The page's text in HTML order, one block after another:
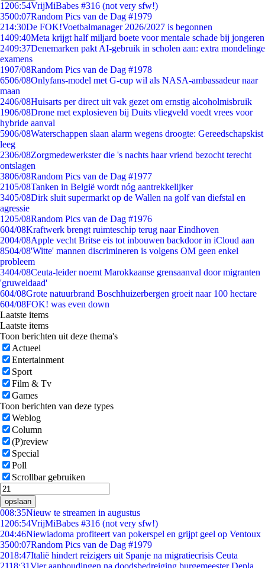
1206:54VrijMiBabes #316 (not very sfw!)
3500:07Random Pics van de Dag #1979
214:30De FOK!Voetbalmanager 2026/2027 is begonnen
1409:40Meta krijgt half miljard boete voor mentale schade bij jongeren
2409:37Denemarken pakt AI-gebruik in scholen aan: extra mondelinge
examens
1907/08Random Pics van de Dag #1978
6506/08Onlyfans-model met G-cup wil als NASA-ambassadeur naar
maan
2406/08Huisarts per direct uit vak gezet om ernstig alcoholmisbruik
1906/08Drone met explosieven bij Duits vliegveld voedt vrees voor
hybride aanval
5906/08Waterschappen slaan alarm wegens droogte: Gereedschapskist
leeg
2306/08Zorgmedewerkster die 's nachts haar vriend bezocht terecht
ontslagen
3806/08Random Pics van de Dag #1977
2105/08Tanken in België wordt nóg aantrekkelijker
3405/08Dirk sluit supermarkt op de Wallen na golf van diefstal en
agressie
1205/08Random Pics van de Dag #1976
604/08Kraftwerk brengt ruimteschip terug naar Eindhoven
2004/08Apple vecht Britse eis tot inbouwen backdoor in iCloud aan
8504/08'Witte' mannen discrimineren is volgens OM geen enkel
probleem
3404/08Ceuta-leider noemt Marokkaanse grensaanval door migranten
'gruweldaad'
604/08Grote natuurbrand Boschhuizerbergen groeit naar 100 hectare
604/08FOK! was even down
Laatste items
Laatste items
Toon berichten uit deze thema's
Actueel
Entertainment
Sport
Film & Tv
Games
Toon berichten van deze types
Weblog
Column
(P)review
Special
Poll
Scrollbar gebruiken
opslaan
008:35Nieuw te streamen in augustus
1206:54VrijMiBabes #316 (not very sfw!)
204:46Niewiadoma profiteert van pokerspel en grijpt geel op Ventoux
3500:07Random Pics van de Dag #1979
2018:47Italië hindert reizigers uit Spanje na migratiecrisis Ceuta
2118:31Vier aanhoudingen na doodsbedreiging burgemeester Depla